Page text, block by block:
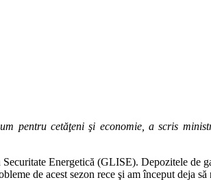
pentru cetăţeni şi economie, a scris
Energetică (GLISE). Depozitele de
de acest sezon rece şi am început deja